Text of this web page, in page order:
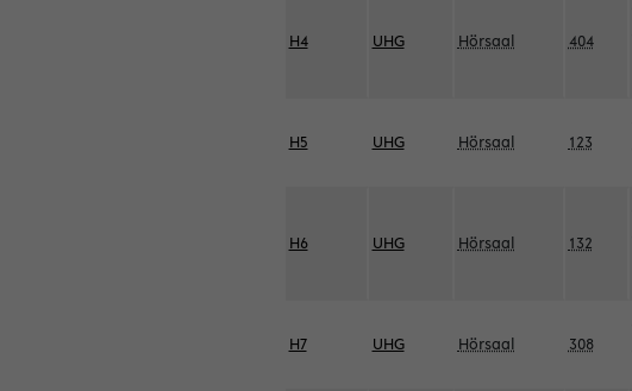
H4 UHG Hörsaal 404
H5 UHG Hörsaal 123
H6 UHG Hörsaal 132
H7 UHG Hörsaal 308